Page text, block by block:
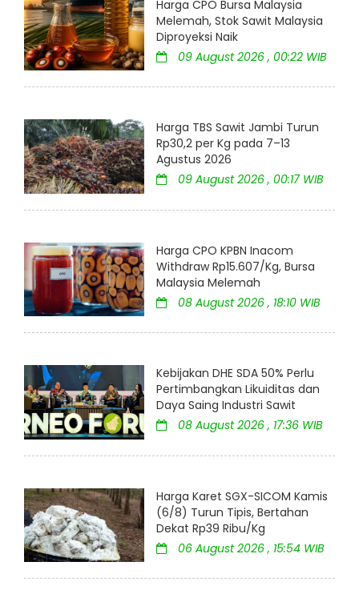
Harga CPO Bursa Malaysia
Melemah, Stok Sawit Malaysia
Diproyeksi Naik
09 August 2026 , 00:22 WIB
Harga TBS Sawit Jambi Turun
Rp30,2 per Kg pada 7–13
Agustus 2026
09 August 2026 , 00:17 WIB
Harga CPO KPBN Inacom
Withdraw Rp15.607/Kg, Bursa
Malaysia Melemah
08 August 2026 , 18:10 WIB
Kebijakan DHE SDA 50% Perlu
Pertimbangkan Likuiditas dan
Daya Saing Industri Sawit
08 August 2026 , 17:36 WIB
Harga Karet SGX-SICOM Kamis
(6/8) Turun Tipis, Bertahan
Dekat Rp39 Ribu/Kg
06 August 2026 , 15:54 WIB